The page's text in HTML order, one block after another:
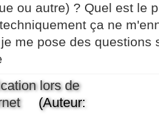
ou autre) ? Quel est le
ça ne
me pose des questions
lors de
(Auteur: